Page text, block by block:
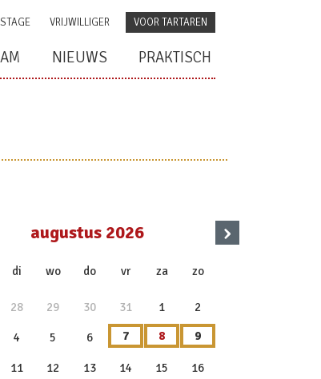
VOOR TARTAREN
STAGE VRIJWILLIGER
NIEUWS PRAKTISCH
augustus 2026
di wo do vr za zo
28 29 30 31 1 2
4 5 6 7 8 9
11 12 13 14 15 16
›